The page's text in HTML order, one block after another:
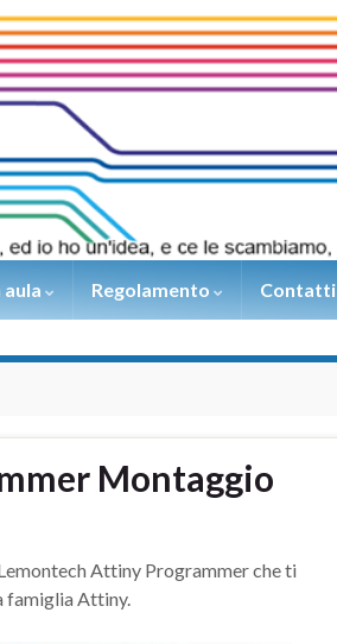
aula Regolamento Contatti
Montaggio
Attiny Programmer che ti
famiglia Attiny.